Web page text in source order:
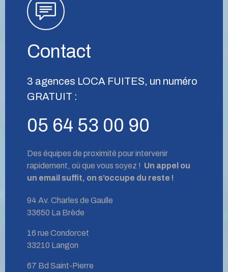
Contact
3 agences LOCA FUITES, un numéro
GRATUIT :
05 64 53 00 90
Des équipes de proximité pour intervenir
rapidement, où que vous soyez ! Un appel ou
un email suffit, on s’occupe du reste !
94 Av. Charles de Gaulle
33650 La Brède
16 rue Condorcet
33210 Langon
67 Bd Saint-Pierre